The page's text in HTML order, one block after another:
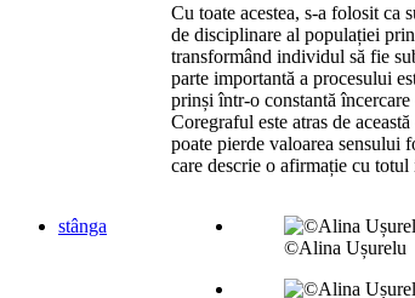
Cu toate acestea, s-a folosit ca
de disciplinare al populației
transformând individul să fie
parte importantă a procesului
prinși într-o constantă
Coregraful este atras de
poate pierde valoarea
care descrie o afirmație cu
stânga
©Alina Ușurelu